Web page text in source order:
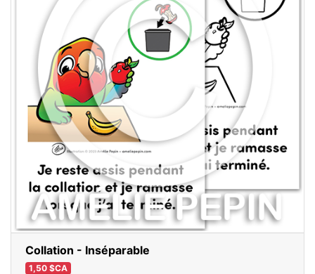
Collation - Inséparable
1,50 $CA